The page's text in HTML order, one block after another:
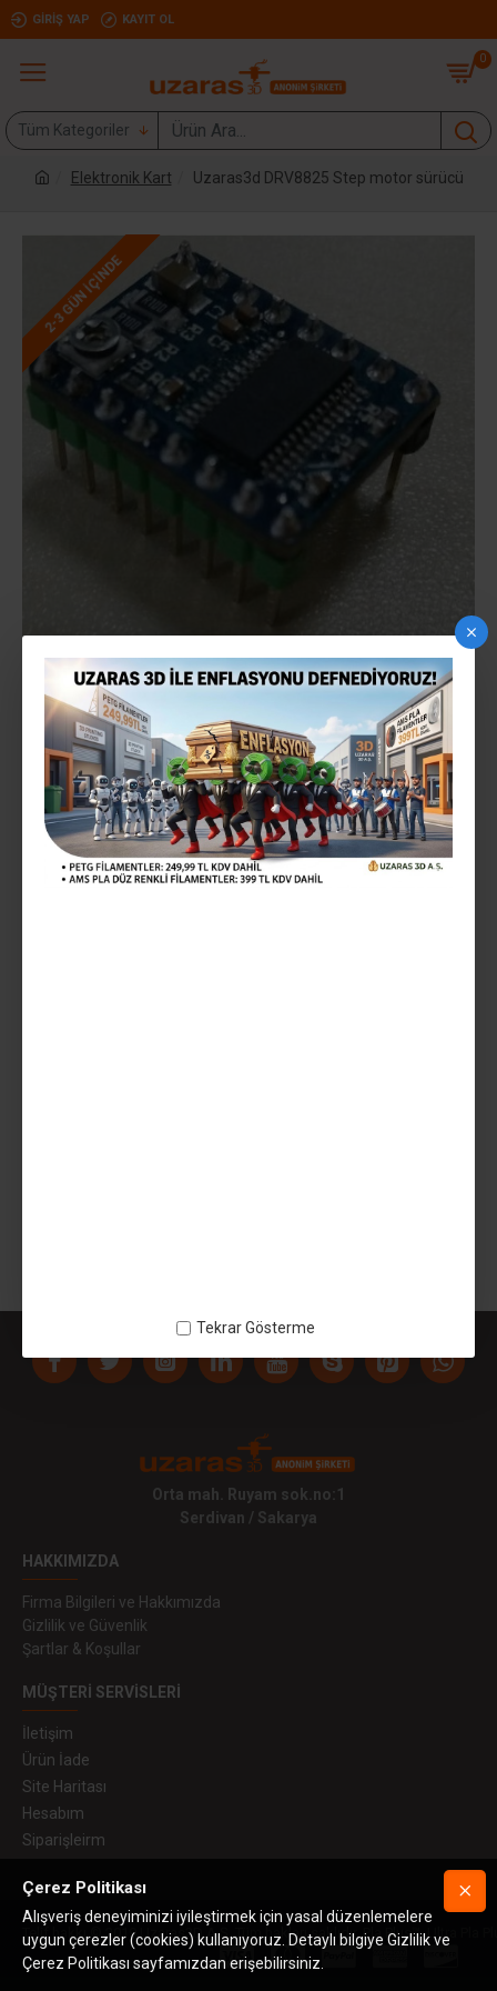
Tekrar Gösterme
GIRIŞ YAP KAYIT OL
0
Tüm Kategoriler
Elektronik Kart Uzaras3d DRV8825 Step motor sürücü
2-3 GÜN IÇINDE
UZARAS3D DRV8825 STEP MOTOR SÜRÜCÜ
STOK: 2-3 gün içinde
MODEL: drv8825
68,18TL
Orta mah. Ruyam sok.no:1
Serdivan / Sakarya
HAKKIMIZDA
Firma Bilgileri ve Hakkımızda
Gizlilik ve Güvenlik
Şartlar & Koşullar
MÜŞTERI SERVISLERI
İletişim
Ürün İade
Site Haritası
Hesabım
Siparişleirm
Telif hakkı © 2019 Uzaras3D A.Ş. Tüm hakları saklıdır. Pla Plus™, Ultra
Çerez Politikası
Alışveriş deneyiminizi iyileştirmek için yasal düzenlemelere
uygun çerezler (cookies) kullanıyoruz. Detaylı bilgiye Gizlilik ve
Çerez Politikası sayfamızdan erişebilirsiniz.